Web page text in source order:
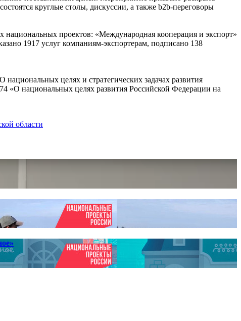
круглые столы, дискуссии, а также b2b-переговоры
проектов: «Международная кооперация и экспорт»
1917 услуг компаниям-экспортерам, подписано 138
целях и стратегических задачах развития
«О национальных целях развития Российской Федерации на
области